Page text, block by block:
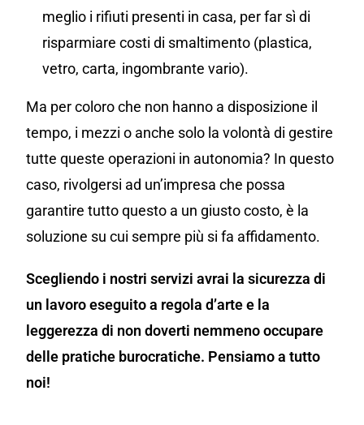
meglio i rifiuti presenti in casa, per far sì di
risparmiare costi di smaltimento (plastica,
vetro, carta, ingombrante vario).
Ma per coloro che non hanno a disposizione il
tempo, i mezzi o anche solo la volontà di gestire
tutte queste operazioni in autonomia? In questo
caso, rivolgersi ad un’impresa che possa
garantire tutto questo a un giusto costo, è la
soluzione su cui sempre più si fa affidamento.
Scegliendo i nostri servizi avrai la sicurezza di
un lavoro eseguito a regola d’arte e la
leggerezza di non doverti nemmeno occupare
delle pratiche burocratiche. Pensiamo a tutto
noi!